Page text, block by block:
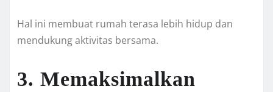
Hal ini membuat rumah terasa lebih hidup dan
mendukung aktivitas bersama.
3. Memaksimalkan